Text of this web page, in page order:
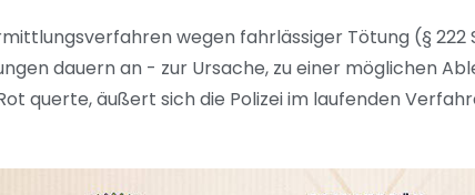
wegen fahrlässiger Tötung (§ 222
dauern an - zur Ursache, zu einer möglichen
querte, äußert sich die Polizei im laufenden